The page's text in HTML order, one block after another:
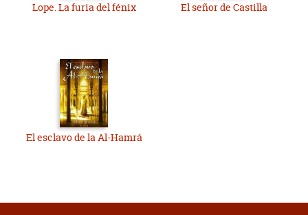
Lope. La furia del fénix El señor de Castilla
El esclavo de la Al-Hamrá